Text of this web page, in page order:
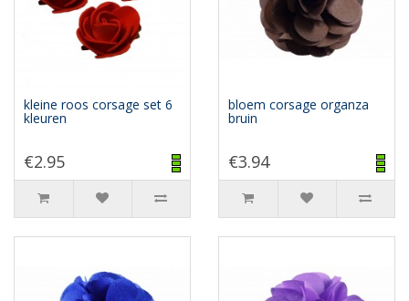
kleine roos corsage set 6
kleuren
€2.95
bloem corsage organza
bruin
€3.94